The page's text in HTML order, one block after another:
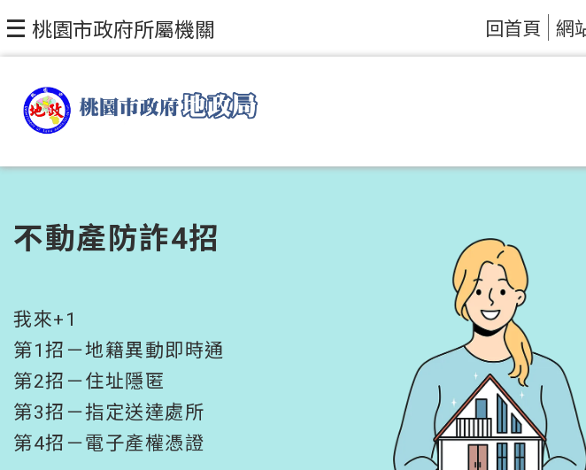
跳到主要內容區塊
桃園市政府所屬機關 回首頁 網
不動產防詐4招
我來+1
第1招－地籍異動即時通
第2招－住址隱匿
第3招－指定送達處所
第4招－電子產權憑證